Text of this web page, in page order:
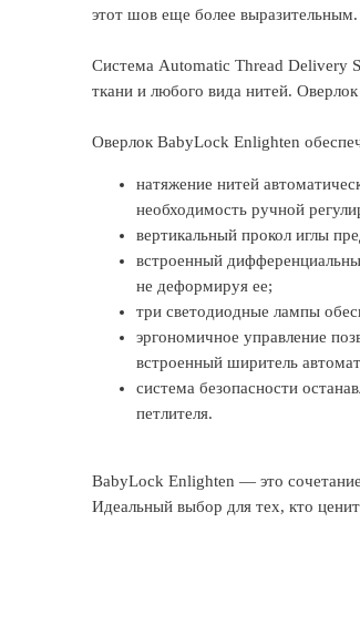
этот шов еще более выразительным.
Система Automatic Thread Delivery
ткани и любого вида нитей.
Оверлок BabyLock Enlighten
натяжение нитей
необходимость ручной
вертикальный прокол иглы
встроенный
не деформируя ее;
три светодиодные лампы
эргономичное управление
встроенный ширитель
система безопасности
петлителя.
BabyLock Enlighten — это
Идеальный выбор для тех, кто